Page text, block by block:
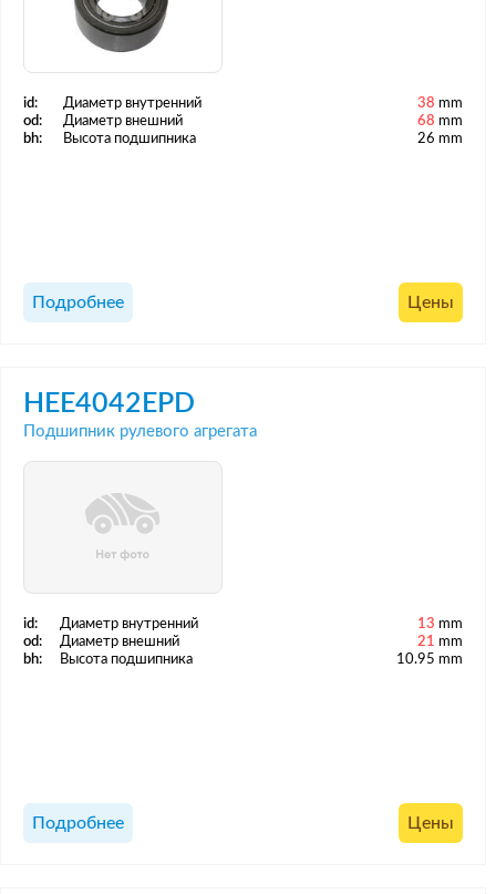
id: Диаметр внутренний 38 mm
od:
Диаметр внешний 68 mm
bh:
Высота подшипника 26 mm
Подробнее Цены
HEE4042EPD
Подшипник рулевого агрегата
id: Диаметр внутренний 13 mm
od:
Диаметр внешний 21
mm
bh:
Высота подшипника 10.95 mm
Подробнее Цены